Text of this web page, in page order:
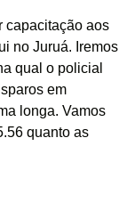
capacitação aos
no Juruá. Iremos
qual o policial
em
longa. Vamos
quanto as